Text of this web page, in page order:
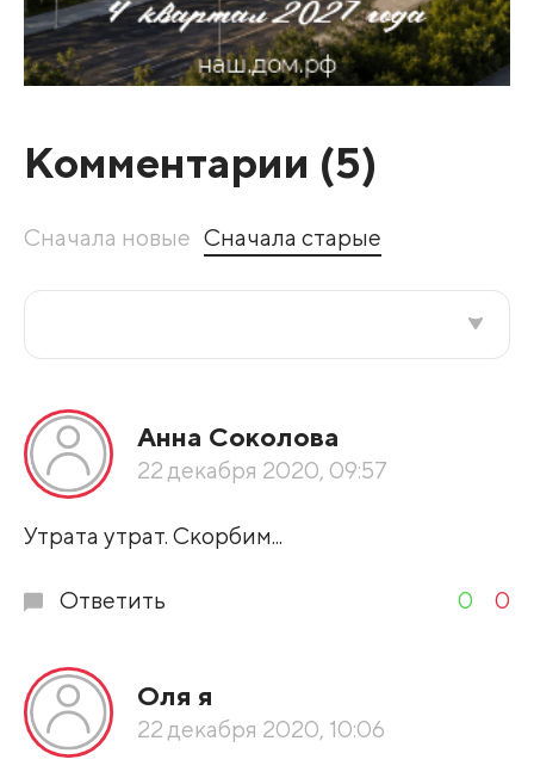
Комментарии (5)
Сначала новые Сначала старые
По рейтингу
Развернуть все
Анна Соколова
22 декабря 2020, 09:57
Утрата утрат. Скорбим...
Ответить 0 0
Оля я
22 декабря 2020, 10:06